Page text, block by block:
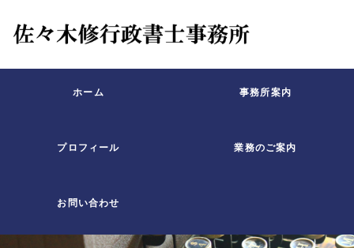
ホーム 事務所案内
プロフィール 業務のご案内
お問い合わせ